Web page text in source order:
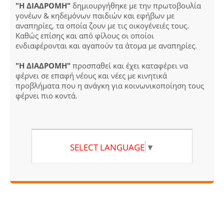
"Η ΔΙΑΔΡΟΜΗ" δημιουργήθηκε με την πρωτοβουλία
γονέων & κηδεμόνων παιδιών και εφήβων με
αναπηρίες, τα οποία ζουν με τις οικογένειές τους.
Καθώς επίσης και από φίλους οι οποίοι
ενδιαφέρονται και αγαπούν τα άτομα με αναπηρίες.
"Η ΔΙΑΔΡΟΜΗ" προσπαθεί και έχει καταφέρει να
φέρνει σε επαφή νέους και νέες με κινητικά
προβλήματα που η ανάγκη για κοινωνικοποίηση τους
φέρνει πιο κοντά.
SELECT LANGUAGE ▼